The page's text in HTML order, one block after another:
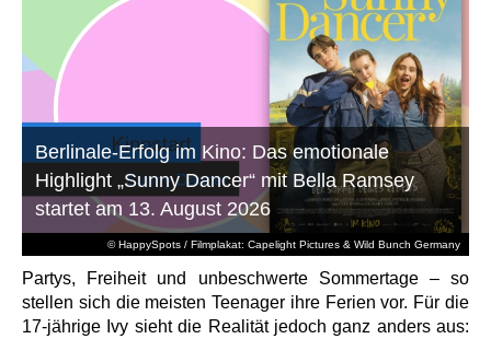
© HappySpots / Filmplakat: Capelight Pictures & Wild Bunch Germany
Berlinale-Erfolg im Kino: Das emotionale
Highlight „Sunny Dancer“ mit Bella Ramsey
startet am 13. August 2026
Partys, Freiheit und unbeschwerte Sommertage – so
stellen sich die meisten Teenager ihre Ferien vor. Für die
17-jährige Ivy sieht die Realität jedoch ganz anders aus: